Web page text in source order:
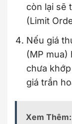
còn lại sẽ
(Limit
Nếu giá
(MP mua)
chưa
giá trần
Xem Thêm: